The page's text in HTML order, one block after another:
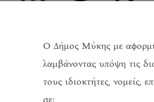
Ο Δήμος Μύκης με αφορμή
λαμβάνοντας υπόψη τις
τους ιδιοκτήτες, νομείς,
σε: